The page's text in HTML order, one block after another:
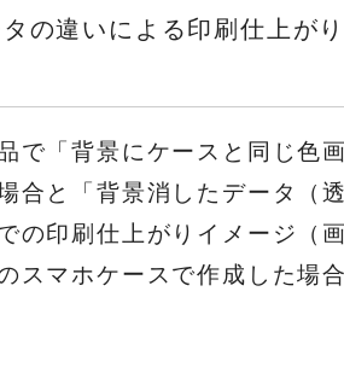
の違いによる印刷仕上が
で「背景にケースと同じ色
合と「背景消したデータ（
の印刷仕上がりイメージ（
スマホケースで作成した場